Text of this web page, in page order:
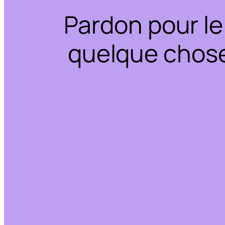
Pardon pour
quelque